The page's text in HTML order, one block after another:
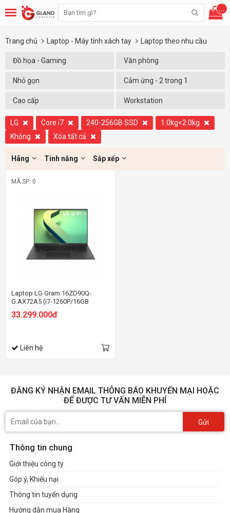
...
Trang chủ Laptop - Máy tính xách tay Laptop theo nhu cầu
Đồ họa - Gaming Văn phòng
Nhỏ gọn Cảm ứng - 2 trong 1
Cao cấp Workstation
LG Core i7 240-256GB SSD
1.0kg<2.0kg
Không
Xóa tất cả
Hãng Tính năng Sắp xếp
MÃ SP: 0
Laptop LG Gram 16ZD90Q-
G.AX72A5 (i7-1260P/16GB
WQXGA/Dos/Đen) (2022)
33.299.000đ
Liên hệ
ĐĂNG KÝ NHẬN EMAIL THÔNG BÁO KHUYẾN MẠI HOẶC
ĐỂ ĐƯỢC TƯ VẤN MIỄN PHÍ
Gửi
Thông tin chung
Giới thiệu công ty
Góp ý, Khiếu nại
Thông tin tuyển dụng
Hướng dẫn mua Hàng